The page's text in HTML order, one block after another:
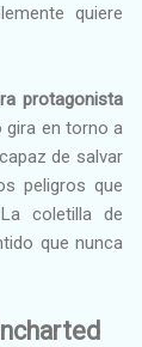
quiere
protagonista
gira en torno a
de salvar
peligros que
coletilla de
que nunca